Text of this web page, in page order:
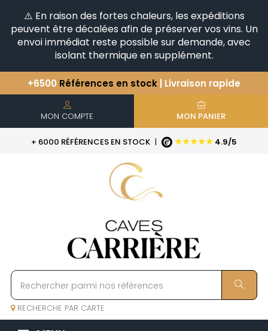
⚠️ En raison des fortes chaleurs, les expéditions
peuvent être décalées afin de préserver vos vins. Un
envoi immédiat reste possible sur demande, avec
isolant thermique en supplément.
+6500 Références en stock | Livraison rapide
Vous avez une question ?
Découvrez notre sélection
d'Horizontales & Verticales
MON COMPTE MON PANIER
+ 6000 RÉFÉRENCES EN STOCK | ★★★★★ 4.9/5
RECHERCHE PAR CARTE